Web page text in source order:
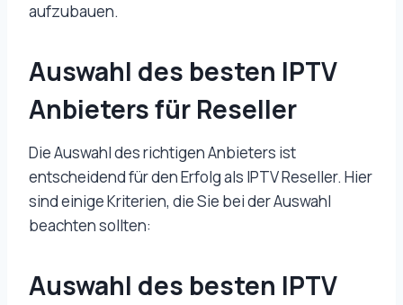
aufzubauen.
Auswahl des besten IPTV
Anbieters für Reseller
Die Auswahl des richtigen Anbieters ist
entscheidend für den Erfolg als IPTV Reseller. Hier
sind einige Kriterien, die Sie bei der Auswahl
beachten sollten:
Auswahl des besten IPTV